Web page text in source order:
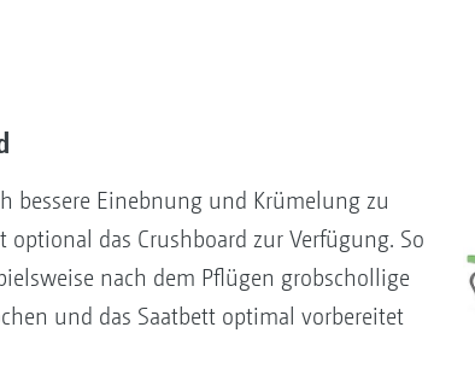
bessere Einebnung und Krümelung zu
optional das Crushboard zur Verfügung. So
nach dem Pflügen grobschollige
und das Saatbett optimal vorbereitet